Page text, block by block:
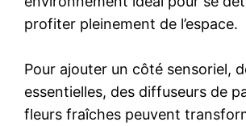
profiter pleinement de l’espace.
Pour ajouter un côté sensoriel,
essentielles, des diffuseurs de
fleurs fraîches peuvent